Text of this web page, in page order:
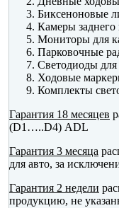
Биксеноновые
Камеры заднего
Мониторы для
Парковочные
Светодиоды для
Ходовые
Комплекты
Гарантия 18 месяцев
(D1…..D4) ADL
Гарантия 3 месяца
для авто, за
Гарантия 2 недели
продукцию, не